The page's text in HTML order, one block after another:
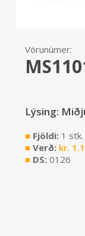
Vörunúmer:
Lýsing:
■Fjöldi: 1 stk.
■Verð: kr.
■DS: 0126